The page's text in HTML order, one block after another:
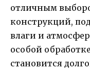
отличным
конструкций,
влаги и
особой
становится